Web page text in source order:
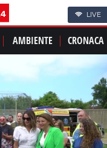
LIVE
AMBIENTE CRONACA